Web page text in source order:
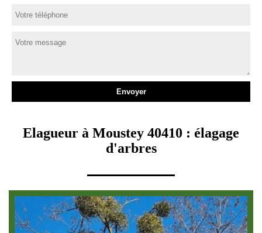
Elagueur à Moustey 40410 : élagage
d'arbres